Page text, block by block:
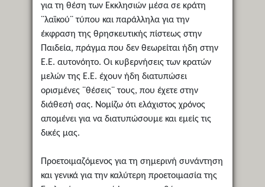
για τη θέση των Εκκλησιών μέσα σε κράτη
¨λαϊκού¨ τύπου και παράλληλα για την
έκφραση της θρησκευτικής πίστεως στην
Παιδεία, πράγμα που δεν θεωρείται ήδη στην
Ε.Ε. αυτονόητο. Οι κυβερνήσεις των κρατών
μελών της Ε.Ε. έχουν ήδη διατυπώσει
ορισμένες ¨θέσεις¨ τους, που έχετε στην
διάθεσή σας. Νομίζω ότι ελάχιστος χρόνος
απομένει για να διατυπώσουμε και εμείς τις
δικές μας.
Προετοιμαζόμενος για τη σημερινή συνάντηση
και γενικά για την καλύτερη προετοιμασία της